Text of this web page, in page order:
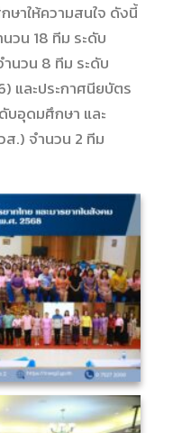
ษาให้ความสนใจ ดังนี้
วน 18 ทีม ระดับ
นวน 8 ทีม ระดับ
และประกาศนียบัตร
บอุดมศึกษา และ
.) จำนวน 2 ทีม